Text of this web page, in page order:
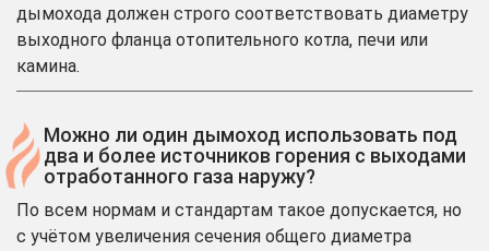
дымохода должен строго соответствовать диаметру
выходного фланца отопительного котла, печи или
камина.
Можно ли один дымоход использовать под
два и более источников горения с выходами
отработанного газа наружу?
По всем нормам и стандартам такое допускается, но
с учётом увеличения сечения общего диаметра